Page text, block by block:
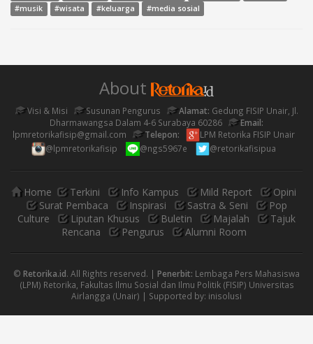
#musik
#wisata #keluarga #media sosial
About
Visi & Misi Susunan Pengurus Alamat: Gedung FISIP Unair, Jl.
Dharmawangsa Dalam 4-6 Surabaya 60286
Email:
lpmretorikafisip@gmail.com
Telepon:
LPM Retorika FISIP Unair
@lpmretorikafisip
@ngs5967e @retorikafisipua
Home Terkini Info Kampus Mild Report
Opini
Surat Pembaca
Inspirasi Sastra & Seni
Pop
Culture
Liputan Khusus Buletin Majalah
Tajuk
Rencana
Pengurus Alumni Room
© Retorika.id. All Rights reserved. | Penerbit: Lembaga Pers Mahasiswa
(LPM) Retorika, Fakultas Ilmu Sosial dan Ilmu Politik (FISIP) Universitas
Airlangga (Unair) | Supported by: inisolusi